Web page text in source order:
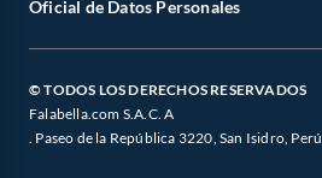
Colchón
Cubrecamas
Juego de cama
Frazadas y mantas
Oficial de Datos Personales
© TODOS LOS DERECHOS RESERVADOS
Falabella.com S.A.C. A
. Paseo de la República 3220, San Isidro, Perú